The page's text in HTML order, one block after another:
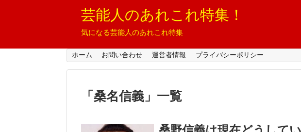
芸能人のあれこれ特集！
気になる芸能人のあれこれ特集
ホーム お問い合わせ 運営者情報 プライバシーポリシー
「 桑名信義 」 一覧